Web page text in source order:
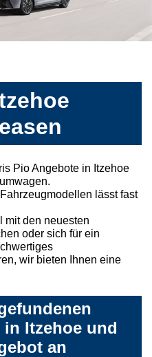
Pio Angebote in Itzehoe
lässt fast
mit den neuesten
oder sich für ein
wir bieten Ihnen eine
Itzehoe und
an